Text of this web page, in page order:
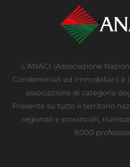
L’ANACI (Associazione
Condominiali ed Immobiliari) è
associazione di categoria
Presente su tutto il territorio
regionali e provinciali,
8000